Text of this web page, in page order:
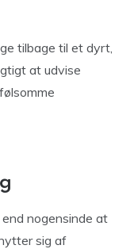
tilbage til et dyrt,
at udvise
nogensinde at
sig af